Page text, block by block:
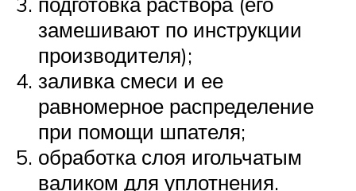
замешивают по инструкции
производителя);
заливка смеси и ее
равномерное распределение
при помощи шпателя;
обработка слоя игольчатым
валиком для уплотнения.